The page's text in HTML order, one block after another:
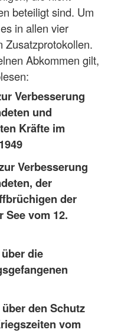
beteiligt sind. Um
in allen vier
Zusatzprotokollen.
Abkommen gilt,
Verbesserung
und
Kräfte im
Verbesserung
der
der
See vom 12.
die
den Schutz
vom